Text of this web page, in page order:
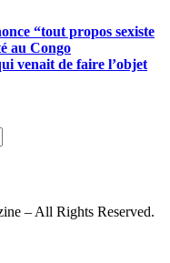
“tout propos sexiste
au Congo
venait de faire l’objet
– All Rights Reserved.